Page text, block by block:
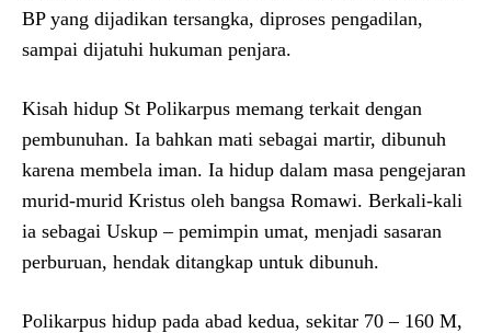
BP yang dijadikan tersangka, diproses pengadilan,
sampai dijatuhi hukuman penjara.
Kisah hidup St Polikarpus memang terkait dengan
pembunuhan. Ia bahkan mati sebagai martir, dibunuh
karena membela iman. Ia hidup dalam masa pengejaran
murid-murid Kristus oleh bangsa Romawi. Berkali-kali
ia sebagai Uskup – pemimpin umat, menjadi sasaran
perburuan, hendak ditangkap untuk dibunuh.
Polikarpus hidup pada abad kedua, sekitar 70 – 160 M,